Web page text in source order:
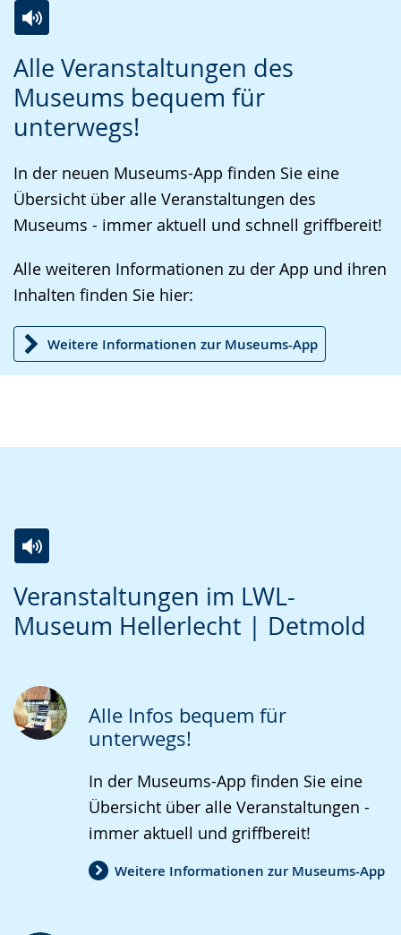
Alle Veranstaltungen des
Museums bequem für
unterwegs!
In der neuen Museums-App finden Sie eine
Übersicht über alle Veranstaltungen des
Museums - immer aktuell und schnell griffbereit!
Alle weiteren Informationen zu der App und ihren
Inhalten finden Sie hier:
Weitere Informationen zur Museums-App
Leichten
Sprache
wechseln.
Audio-
Unterstützung.
Video
in
Deutscher
wird
angezeigt.
Veranstaltungen im LWL-
Museum Hellerlecht | Detmold
Leichten
Sprache
Audio-
Unterstützung.
Video
in
wird
angezeigt.
Alle Infos bequem für
unterwegs!
In der Museums-App finden Sie eine
Übersicht über alle Veranstaltungen -
immer aktuell und griffbereit!
Weitere Informationen zur Museums-App